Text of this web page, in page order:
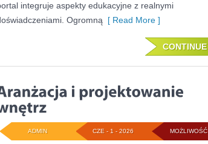
integruje aspekty edukacyjne z realnymi
Ogromną [ Read More ]
CONTINUE
MOŻLIWOŚĆ
CZE - 1 - 2026
ADMIN